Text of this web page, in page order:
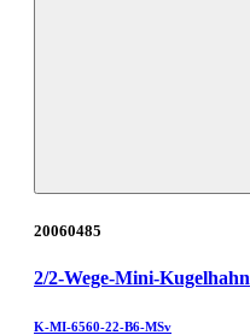
20060485
2/2-Wege-Mini-Kugelhahn
K-MI-6560-22-B6-MSv